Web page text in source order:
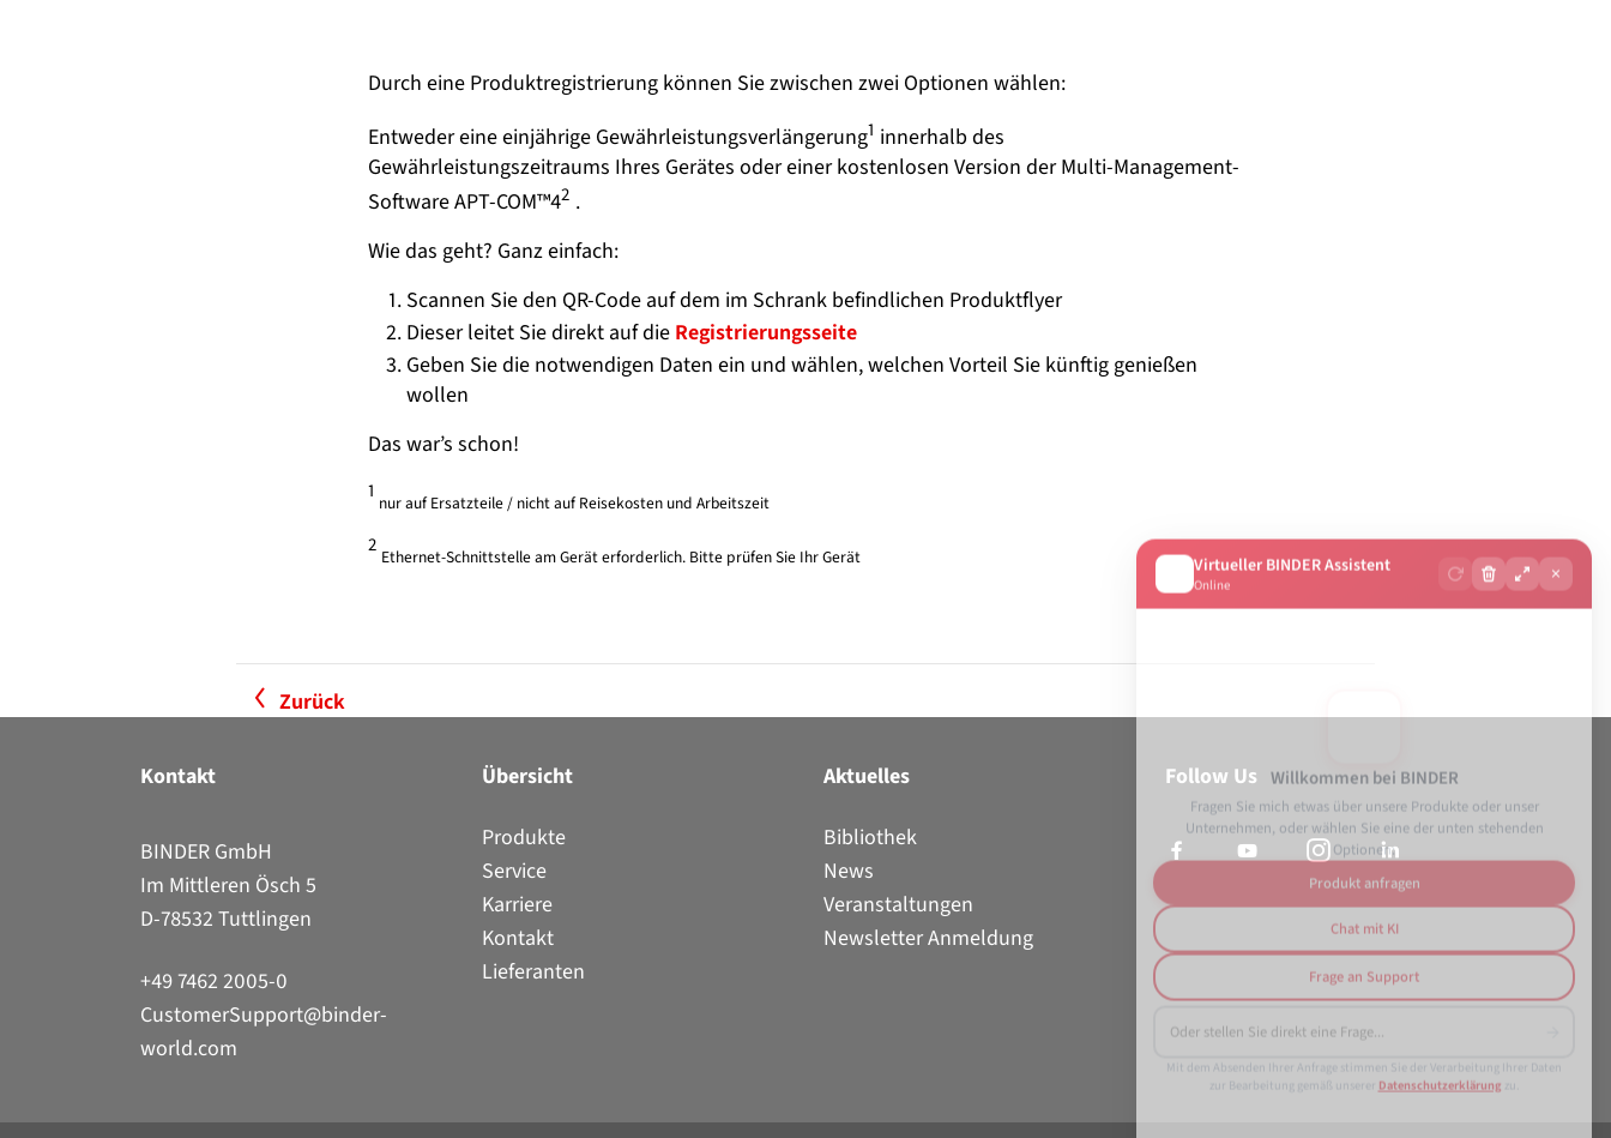
Durch eine Produktregistrierung können Sie zwischen zwei Optionen wählen:
Entweder eine einjährige Gewährleistungsverlängerung1 innerhalb des
Gewährleistungszeitraums Ihres Gerätes oder einer kostenlosen Version der Multi-Management-
Software APT-COM™42 .
Wie das geht? Ganz einfach:
Scannen Sie den QR-Code auf dem im Schrank befindlichen Produktflyer
Dieser leitet Sie direkt auf die Registrierungsseite
Geben Sie die notwendigen Daten ein und wählen, welchen Vorteil Sie künftig genießen
wollen
Das war’s schon!
1
nur auf Ersatzteile / nicht auf Reisekosten und Arbeitszeit
2
Ethernet-Schnittstelle am Gerät erforderlich. Bitte prüfen Sie Ihr Gerät
Zurück
Kontakt
BINDER GmbH
Im Mittleren Ösch 5
D-78532 Tuttlingen
+49 7462 2005-0
CustomerSupport@binder-
world.com
Übersicht
Produkte
Service
Karriere
Kontakt
Lieferanten
Aktuelles
Bibliothek
News
Veranstaltungen
Newsletter Anmeldung
Follow Us
Virtueller BINDER Assistent
Online ×
Willkommen bei BINDER
Fragen Sie mich etwas über unsere Produkte oder unser
Unternehmen, oder wählen Sie eine der unten stehenden
Optionen:
Produkt anfragen
Chat mit KI
Frage an Support
Mit dem Absenden Ihrer Anfrage stimmen Sie der Verarbeitung Ihrer Daten
zur Bearbeitung gemäß unserer
Datenschutzerklärung